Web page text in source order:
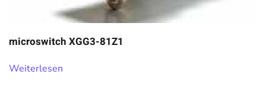
microswitch XGG3-81Z1
Weiterlesen